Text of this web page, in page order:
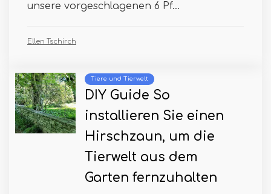
unsere vorgeschlagenen 6 Pf...
Ellen Tschirch
Tiere und Tierwelt
DIY Guide So
installieren Sie einen
Hirschzaun, um die
Tierwelt aus dem
Garten fernzuhalten